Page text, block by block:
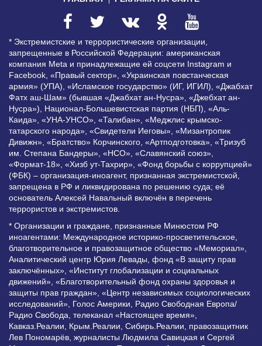
* Экстремистские и террористические организации,
запрещенные в Российской Федерации: американская
компания Meta и принадлежащие ей соцсети Instagram и
Facebook, «Правый сектор», «Украинская повстанческая
армия» (УПА), «Исламское государство» (ИГ, ИГИЛ), «Джабхат
Фатх аш-Шам» (бывшая «Джабхат ан-Нусра», «Джебхат ан-
Нусра»), Национал-Большевистская партия (НБП), «Аль-
Каида», «УНА-УНСО», «Талибан», «Меджлис крымско-
татарского народа», «Свидетели Иеговы», «Мизантропик
Дивижн», «Братство» Корчинского, «Артподготовка», «Тризуб
им. Степана Бандеры», «НСО», «Славянский союз»,
«Формат-18», «Хизб ут-Тахрир», «Фонд борьбы с коррупцией»
(ФБК) – организация-иноагент, признанная экстремистской,
запрещена в РФ и ликвидирована по решению суда; её
основатель Алексей Навальный включён в перечень
террористов и экстремистов.
* Организации и граждане, признанные Минюстом РФ
иноагентами: Международное историко-просветительское,
благотворительное и правозащитное общество «Мемориал»,
Аналитический центр Юрия Левады, фонд «В защиту прав
заключённых», «Институт глобализации и социальных
движений», «Благотворительный фонд охраны здоровья и
защиты прав граждан», «Центр независимых социологических
исследований», Голос Америки, Радио Свободная Европа/
Радио Свобода, телеканал «Настоящее время»,
Кавказ.Реалии, Крым.Реалии, Сибирь.Реалии, правозащитник
Лев Пономарёв, журналисты Людмила Савицкая и Сергей